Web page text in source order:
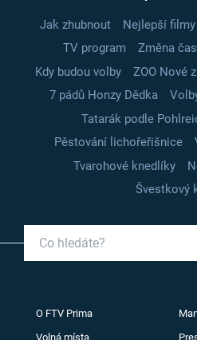
Jak zhubnout Nejlepší filmy
TV program
Změna
Kdy budou volby
ZOO Nové
7 pádů Honzy Dědka
Tatarák podle
Pěstování lichořeřišnice
Tvarohové knedlíky
Švestkový
O FTV Prima
Volná místa